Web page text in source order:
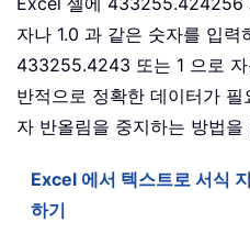
자나 1.0 과 같은 숫자를 입
433255.4243 또는 1 으로
반적으로 정확한 데이터가
자 반올림을 중지하는 방법을
Excel 에서 텍스트로 서식
하기